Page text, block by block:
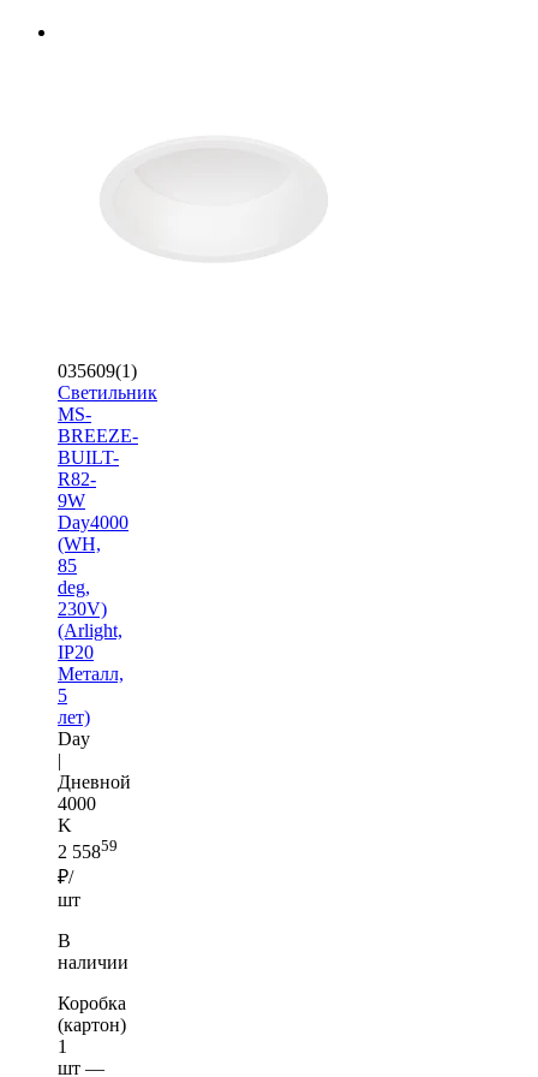
035609(1)
Светильник
MS-
BREEZE-
BUILT-
R82-
9W
Day4000
(WH,
85
deg,
230V)
(Arlight,
IP20
Металл,
5
лет)
Day
|
Дневной
4000
K
2 55859
₽/
шт
В
наличии
Коробка
(картон)
1
шт —